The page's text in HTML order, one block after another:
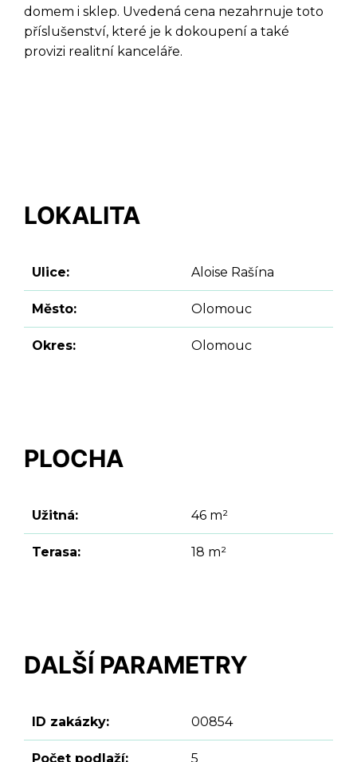
domem i sklep. Uvedená cena nezahrnuje toto
příslušenství, které je k dokoupení a také
provizi realitní kanceláře.
LOKALITA
Ulice: Aloise Rašína
Město: Olomouc
Okres: Olomouc
PLOCHA
Užitná: 46 m²
Terasa: 18 m²
DALŠÍ PARAMETRY
ID zakázky: 00854
Počet podlaží: 5